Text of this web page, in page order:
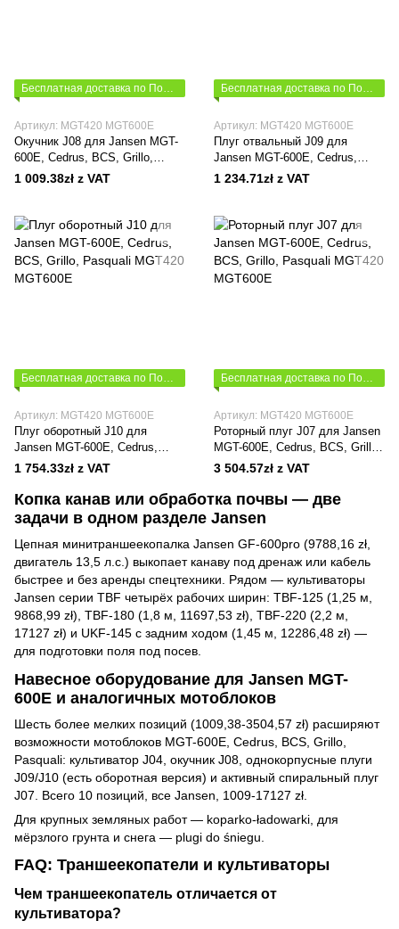
Бесплатная доставка по Польше
Артикул: MGT420 MGT600E
Окучник J08 для Jansen MGT-
600E, Cedrus, BCS, Grillo,
Pasquali
1 009.38zł z VAT
Бесплатная доставка по Польше
Артикул: MGT420 MGT600E
Плуг отвальный J09 для
Jansen MGT-600E, Cedrus,
BCS, Grillo, Pasquali
1 234.71zł z VAT
Бесплатная доставка по Польше
Артикул: MGT420 MGT600E
Плуг оборотный J10 для
Jansen MGT-600E, Cedrus,
BCS, Grillo, Pasquali
1 754.33zł z VAT
Бесплатная доставка по Польше
Артикул: MGT420 MGT600E
Роторный плуг J07 для Jansen
MGT-600E, Cedrus, BCS, Grillo,
Pasquali
3 504.57zł z VAT
Копка канав или обработка почвы — две
задачи в одном разделе Jansen
Цепная минитраншеекопалка Jansen GF-600pro (9788,16 zł,
двигатель 13,5 л.с.) выкопает канаву под дренаж или кабель
быстрее и без аренды спецтехники. Рядом — культиваторы
Jansen серии TBF четырёх рабочих ширин: TBF-125 (1,25 м,
9868,99 zł), TBF-180 (1,8 м, 11697,53 zł), TBF-220 (2,2 м,
17127 zł) и UKF-145 с задним ходом (1,45 м, 12286,48 zł) —
для подготовки поля под посев.
Навесное оборудование для Jansen MGT-
600E и аналогичных мотоблоков
Шесть более мелких позиций (1009,38-3504,57 zł) расширяют
возможности мотоблоков MGT-600E, Cedrus, BCS, Grillo,
Pasquali: культиватор J04, окучник J08, однокорпусные плуги
J09/J10 (есть оборотная версия) и активный спиральный плуг
J07. Всего 10 позиций, все Jansen, 1009-17127 zł.
Для крупных земляных работ — koparko-ładowarki, для
мёрзлого грунта и снега — plugi do śniegu.
FAQ: Траншеекопатели и культиваторы
Чем траншеекопатель отличается от
культиватора?